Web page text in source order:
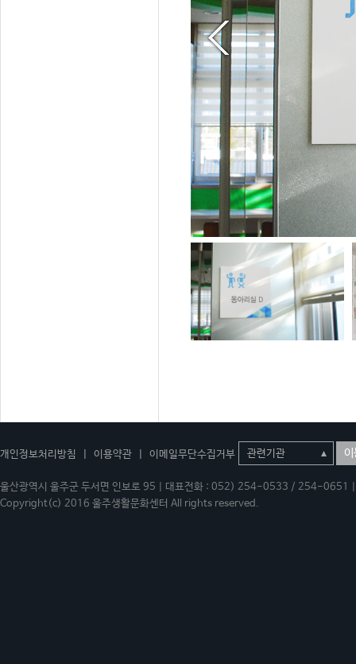
개인정보처리방침 이용약관 이메일무단수집거부 이
울산광역시 울주군 두서면 인보로 95 | 대표전화 : 052) 254-0533 / 254-
Copyright(c) 2016 울주생활문화센터 All rights reserved.